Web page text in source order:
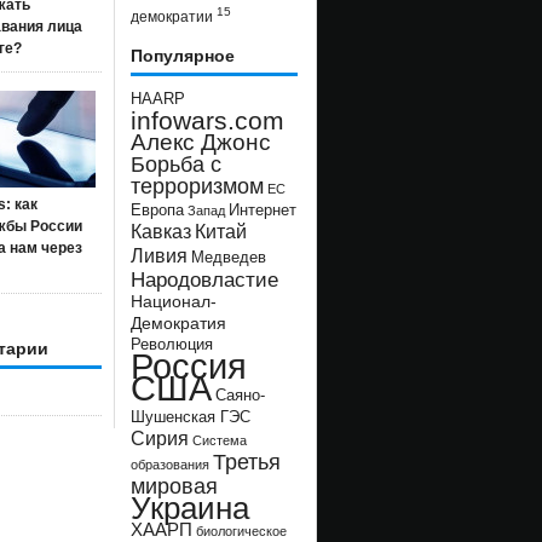
лица
как
России
нам через
демократии 15
Популярное
HAARP
infowars.com
Алекс Джонс
Борьба с
терроризмом ЕС
Европа Запад Интернет
Кавказ Китай
Ливия Медведев
Народовластие
Национал-
Демократия
Революция
Россия
США Саяно-
Шушенская ГЭС
Сирия Система
образования Третья
мировая
Украина
ХААРП биологическое